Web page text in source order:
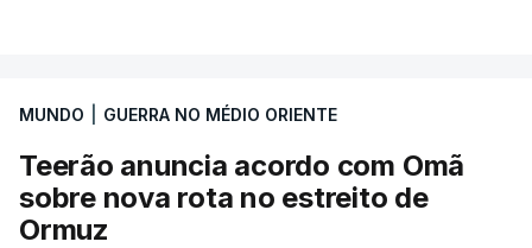
"progressos" nas negociações com o Irão e Omã,
Segundo o meio de comunicação Axios, que cita
"fontes regionais" não identificadas, e
MUNDO GUERRA NO MÉDIO ORIENTE
Teerão anuncia acordo com Omã
sobre nova rota no estreito de
Ormuz